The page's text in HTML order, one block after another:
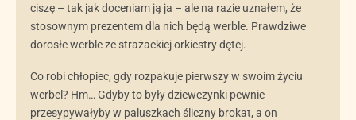
ciszę – tak jak doceniam ją ja – ale na razie uznałem, że
stosownym prezentem dla nich będą werble. Prawdziwe
dorosłe werble ze strażackiej orkiestry dętej.
Co robi chłopiec, gdy rozpakuje pierwszy w swoim życiu
werbel? Hm… Gdyby to były dziewczynki pewnie
przesypywałyby w paluszkach śliczny brokat, a on